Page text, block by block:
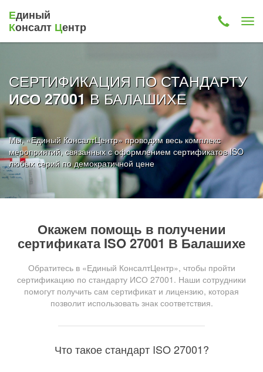
Единый
Консалт Центр
СЕРТИФИКАЦИЯ ПО СТАНДАРТУ
ИСО 27001В БАЛАШИХЕ
Мы, «Единый КонсалтЦентр» проводим весь комплекс
мероприятий, связанных с оформлением сертификатов ISO
любых серий по демократичной цене
Окажем помощь в получении
сертификата ISO 27001 В Балашихе
Обратитесь в «Единый КонсалтЦентр», чтобы пройти
сертификацию по стандарту ИСО 27001. Наши сотрудники
помогут получить сам сертификат и лицензию, которая
позволит использовать знак соответствия.
Что такое стандарт ISO 27001?